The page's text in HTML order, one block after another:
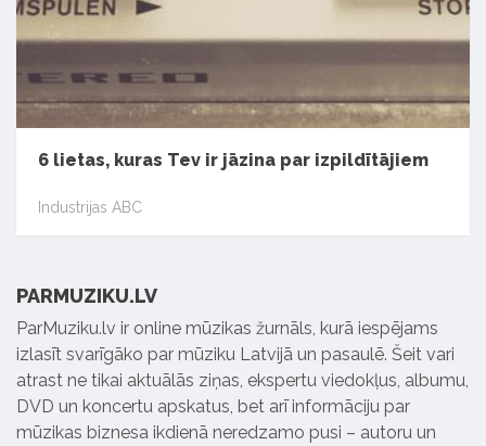
6 lietas, kuras Tev ir jāzina par izpildītājiem
Industrijas ABC
PARMUZIKU.LV
ParMuziku.lv ir online mūzikas žurnāls, kurā iespējams
izlasīt svarīgāko par mūziku Latvijā un pasaulē. Šeit vari
atrast ne tikai aktuālās ziņas, ekspertu viedokļus, albumu,
DVD un koncertu apskatus, bet arī informāciju par
mūzikas biznesa ikdienā neredzamo pusi – autoru un